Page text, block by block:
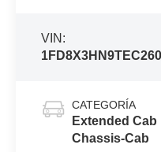
VIN:
CATEGORÍA
Extended Cab
Chassis-Cab